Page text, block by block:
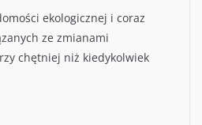
ekologicznej i coraz
ze zmianami
chętniej niż kiedykolwiek